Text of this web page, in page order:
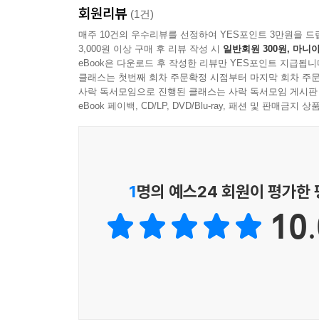
확장하고, 이러한 관점이 기독교 책임윤리학
배제되었던 동물의 위치를 성서학적으로 숙고하
소개한다.
이 책은 전반적으로 생태, 동식물, 지구, 기후, 사
존재 과정을 주목하라고 초대한다. 존재의 얽힘
재편하려는 신학적 성찰을 담고 있다.
- 백소영 (강남대학교 교수)
자연과 문화라는 오만한 경계선을 지우고, 인간의
싶지 않을 것이다.
- 손호현 (연세대학교 교수)
회원리뷰 (1건)
매주 10건의 우수리뷰를 선정하여 YES포인트 3만원을 드
3,000원 이상 구매 후 리뷰 작성 시 일반회원 300원, 마니
eBook은 다운로드 후 작성한 리뷰만 YES포인트 지급됩니
클래스는 첫번째 회차 주문확정 시점부터 마지막 회차 주
사락 독서모임으로 진행된 클래스는 사락 독서모임 게시
eBook 페이백, CD/LP, DVD/Blu-ray, 패션 및 판매금지 상
1명의 예스24 회원이 평가한